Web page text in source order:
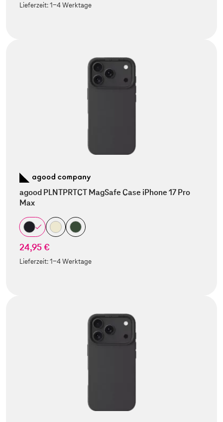
Lieferzeit:1-4 Werktage
agood PLNTPRTCT MagSafe Case iPhone 17 Pro
Max
24,95 €
Lieferzeit:1-4 Werktage